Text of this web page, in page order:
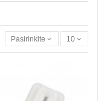
Pasirinkite 10